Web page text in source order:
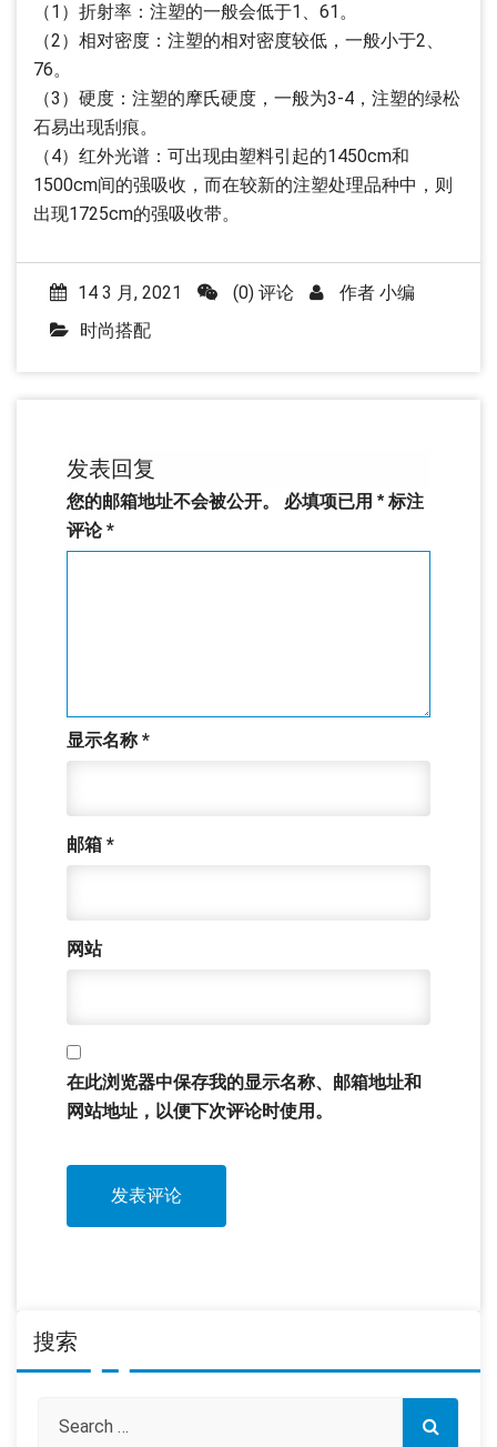
（1）折射率：注塑的一般会低于1、61。
（2）相对密度：注塑的相对密度较低，一般小于2、
76。
（3）硬度：注塑的摩氏硬度，一般为3-4，注塑的绿松
石易出现刮痕。
（4）红外光谱：可出现由塑料引起的1450cm和
1500cm间的强吸收，而在较新的注塑处理品种中，则
出现1725cm的强吸收带。
14 3 月, 2021 (0) 评论 作者 小编
时尚搭配
发表回复
您的邮箱地址不会被公开。 必填项已用 * 标注
评论*
显示名称*
邮箱 *
网站
在此浏览器中保存我的显示名称、邮箱地址和
网站地址，以便下次评论时使用。
搜索